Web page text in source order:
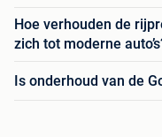
Hoe verhouden de
zich tot moderne
Is onderhoud van de